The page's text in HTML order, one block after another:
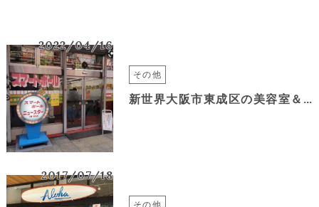
2022/04/16
その他
新世界大阪市東成区の美容室＆*again緑橋
2017/07/18
その他